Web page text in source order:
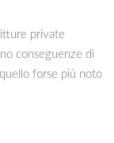
private
conseguenze di
forse più noto